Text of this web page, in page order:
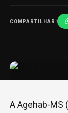
COMPARTILHAR:
A Agehab-MS